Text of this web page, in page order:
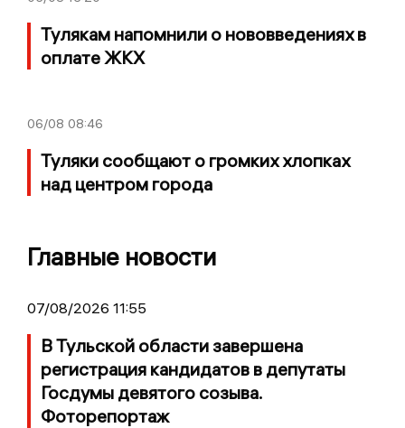
Тулякам напомнили о нововведениях в
оплате ЖКХ
06/08 08:46
Туляки сообщают о громких хлопках
над центром города
Главные новости
07/08/2026 11:55
В Тульской области завершена
регистрация кандидатов в депутаты
Госдумы девятого созыва.
Фоторепортаж